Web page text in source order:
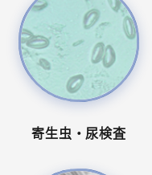
寄生虫・尿検査